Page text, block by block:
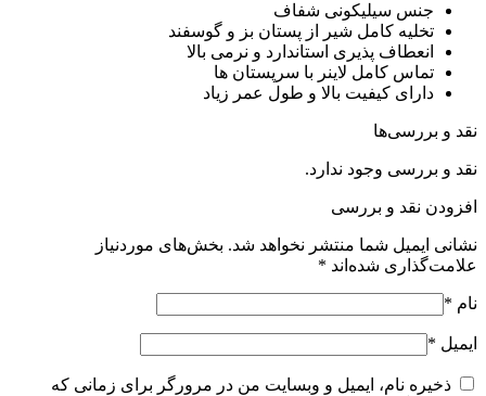
جنس سیلیکونی شفاف
تخلیه کامل شیر از پستان بز و گوسفند
انعطاف پذیری استاندارد و نرمی بالا
تماس کامل لاینر با سرپستان ها
دارای کیفیت بالا و طول عمر زیاد
نقد و بررسی‌ها
نقد و بررسی وجود ندارد.
افزودن نقد و بررسی
نشانی ایمیل شما منتشر نخواهد شد. بخش‌های موردنیاز
علامت‌گذاری شده‌اند *
نام *
ایمیل *
ذخیره نام، ایمیل و وبسایت من در مرورگر برای زمانی که